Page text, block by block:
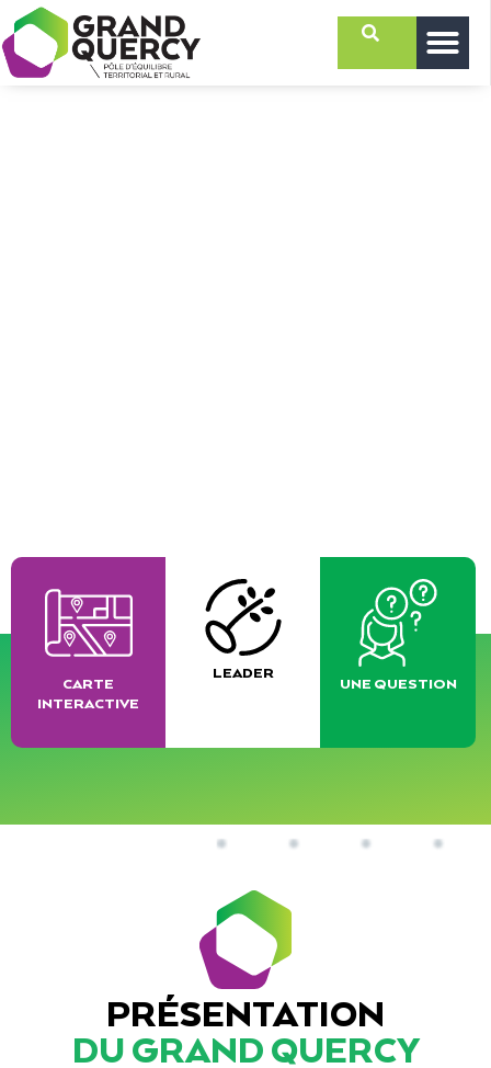
CARTE
INTERACTIVE
LEADER
UNE QUESTION
PRÉSENTATION
DU GRAND QUERCY